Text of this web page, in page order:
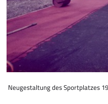
Neugestaltung des Sportplatzes